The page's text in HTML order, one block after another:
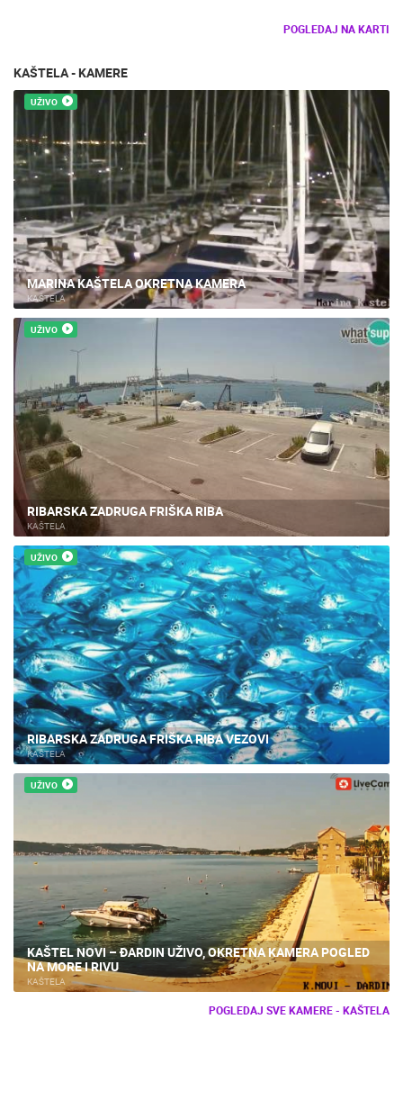
POGLEDAJ NA KARTI
KAŠTELA - KAMERE
UŽIVO
MARINA KAŠTELA OKRETNA KAMERA
KAŠTELA
UŽIVO
RIBARSKA ZADRUGA FRIŠKA RIBA
KAŠTELA
UŽIVO
RIBARSKA ZADRUGA FRIŠKA RIBA VEZOVI
KAŠTELA
UŽIVO
KAŠTEL NOVI – ĐARDIN UŽIVO, OKRETNA KAMERA POGLED
NA MORE I RIVU
KAŠTELA
POGLEDAJ SVE KAMERE - KAŠTELA